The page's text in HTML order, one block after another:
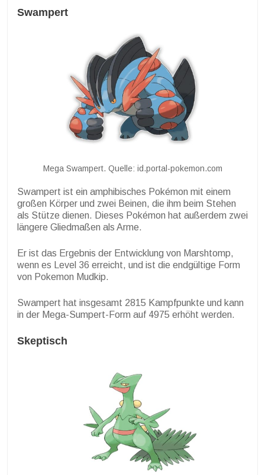
Swampert
Mega Swampert. Quelle: id.portal-pokemon.com
Swampert ist ein amphibisches Pokémon mit einem
großen Körper und zwei Beinen, die ihm beim Stehen
als Stütze dienen. Dieses Pokémon hat außerdem zwei
längere Gliedmaßen als Arme.
Er ist das Ergebnis der Entwicklung von Marshtomp,
wenn es Level 36 erreicht, und ist die endgültige Form
von Pokemon Mudkip.
Swampert hat insgesamt 2815 Kampfpunkte und kann
in der Mega-Sumpert-Form auf 4975 erhöht werden.
Skeptisch